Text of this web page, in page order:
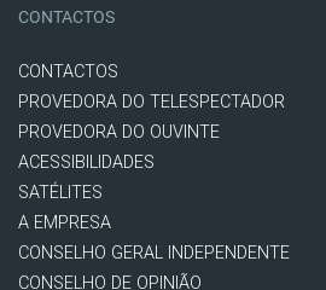
CONTACTOS
CONTACTOS
PROVEDORA DO TELESPECTADOR
PROVEDORA DO OUVINTE
ACESSIBILIDADES
SATÉLITES
A EMPRESA
CONSELHO GERAL INDEPENDENTE
CONSELHO DE OPINIÃO